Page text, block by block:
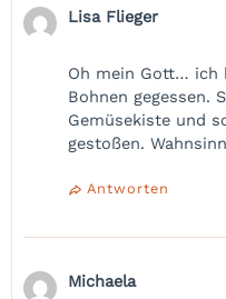
Lisa Flieger
Oh mein Gott… ich
Bohnen gegessen.
Gemüsekiste und
gestoßen.
Antworten
Michaela